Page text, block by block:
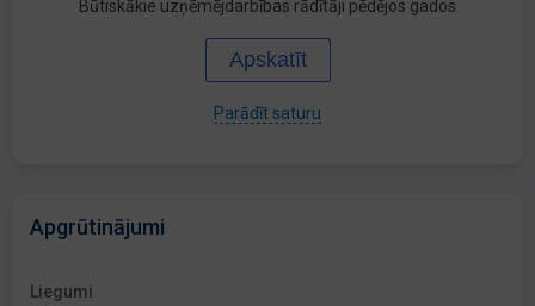
Būtiskākie uzņēmējdarbības rādītāji pēdējos gados
Apskatīt
Parādīt saturu
Apgrūtinājumi
Liegumi